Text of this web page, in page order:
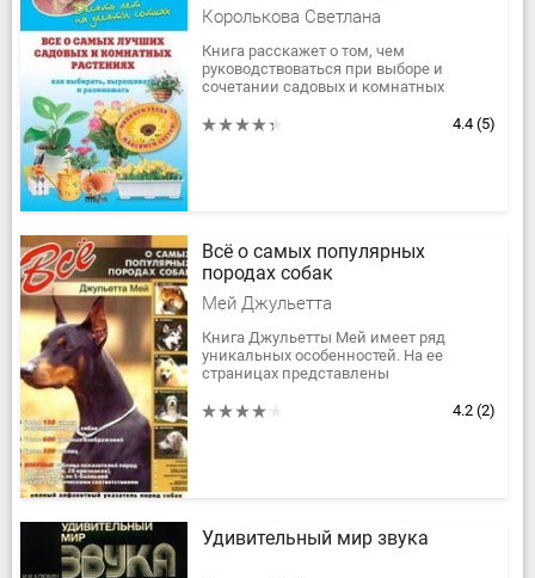
Королькова Светлана
Книга расскажет о том, чем
руководствоваться при выборе и
сочетании садовых и комнатных
и рекомендации. Благодаря этому4.4 (5)
Всё о самых популярных
породах собак
Мей Джульетта
Книга Джульетты Мей имеет ряд
уникальных особенностей. На ее
страницах представлены
популярных пород собак. Для удобства
4.2 (2)
Удивительный мир звука